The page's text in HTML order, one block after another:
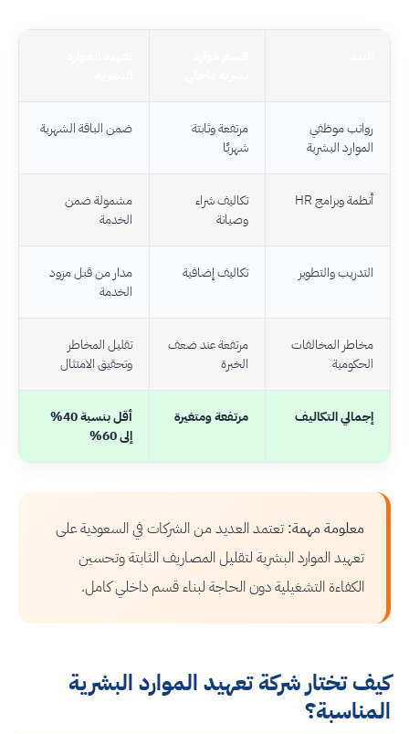
رواتب موظفي
الموارد البشرية
مرتفعة وثابتة
شهريًا
ضمن الباقة الشهرية
أنظمة وبرامج HR
تكاليف شراء
وصيانة
مشمولة ضمن
الخدمة
التدريب والتطوير تكاليف إضافية
مدار من قبل مزود
الخدمة
مخاطر المخالفات
الحكومية
مرتفعة عند ضعف
الخبرة
تقليل المخاطر
وتحقيق الامتثال
إجمالي التكاليف مرتفعة ومتغيرة
أقل بنسبة 40%
إلى 60%
معلومة مهمة: تعتمد العديد من الشركات في السعودية على
تعهيد الموارد البشرية لتقليل المصاريف الثابتة وتحسين
الكفاءة التشغيلية دون الحاجة لبناء قسم داخلي كامل.
كيف تختار شركة تعهيد الموارد البشرية
المناسبة؟